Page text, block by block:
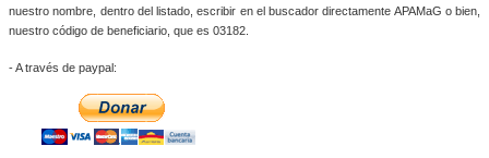
nuestro nombre, dentro del listado, escribir en el buscador directamente APAMaG o bien,
nuestro código de beneficiario, que es 03182.
- A través de paypal: